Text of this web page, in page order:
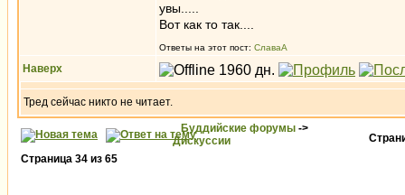
увы.....
Вот как то так....
Ответы на этот пост: СлаваА
Наверх
Тред сейчас никто не читает.
Буддийские форумы ->
Дискуссии
Страница 34 из 65